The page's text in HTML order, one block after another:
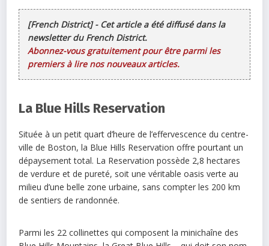
[French District] - Cet article a été diffusé dans la
newsletter du French District.
Abonnez-vous gratuitement pour être parmi les
premiers à lire nos nouveaux articles.
La Blue Hills Reservation
Située à un petit quart d’heure de l’effervescence du centre-
ville de Boston, la Blue Hills Reservation offre pourtant un
dépaysement total. La Reservation possède 2,8 hectares
de verdure et de pureté, soit une véritable oasis verte au
milieu d’une belle zone urbaine, sans compter les 200 km
de sentiers de randonnée.
Parmi les 22 collinettes qui composent la minichaîne des